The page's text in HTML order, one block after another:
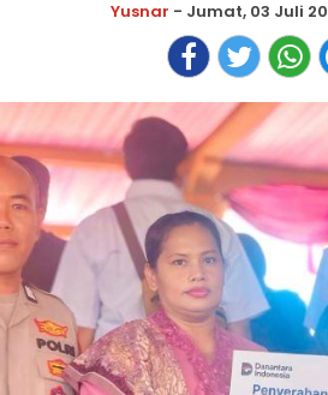
Yusnar - Jumat, 03 Juli